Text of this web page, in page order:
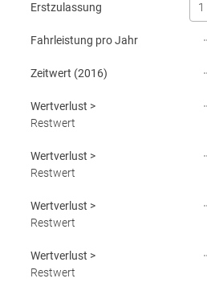
Erstzulassung
Fahrleistung pro Jahr
Zeitwert (2016)
Wertverlust >
Restwert
Wertverlust >
Restwert
Wertverlust >
Restwert
Wertverlust >
Restwert